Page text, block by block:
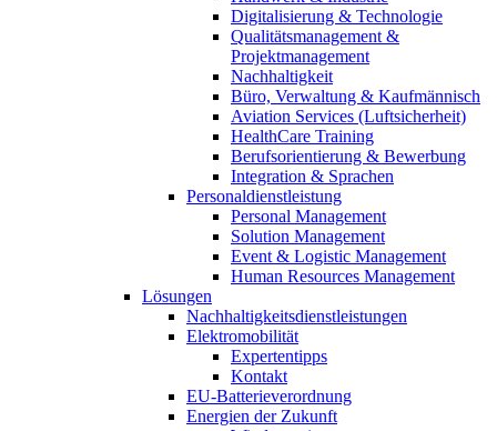
Digitalisierung & Technologie
Qualitätsmanagement &
Projektmanagement
Nachhaltigkeit
Büro, Verwaltung & Kaufmännisch
Aviation Services (Luftsicherheit)
HealthCare Training
Berufsorientierung & Bewerbung
Integration & Sprachen
Personaldienstleistung
Personal Management
Solution Management
Event & Logistic Management
Human Resources Management
Lösungen
Nachhaltigkeitsdienstleistungen
Elektromobilität
Expertentipps
Kontakt
EU-Batterieverordnung
Energien der Zukunft